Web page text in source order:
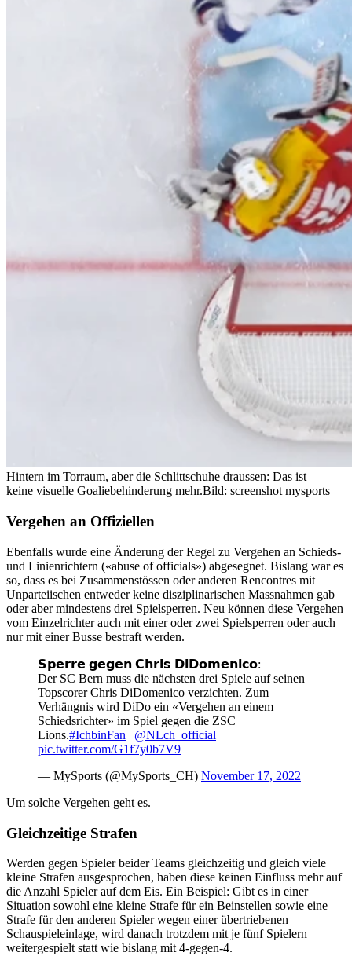
Hintern im Torraum, aber die Schlittschuhe draussen: Das ist
keine visuelle Goaliebehinderung mehr.Bild: screenshot mysports
Vergehen an Offiziellen
Ebenfalls wurde eine Änderung der Regel zu Vergehen an Schieds-
und Linienrichtern («abuse of officials») abgesegnet. Bislang war es
so, dass es bei Zusammenstössen oder anderen Rencontres mit
Unparteiischen entweder keine disziplinarischen Massnahmen gab
oder aber mindestens drei Spielsperren. Neu können diese Vergehen
vom Einzelrichter auch mit einer oder zwei Spielsperren oder auch
nur mit einer Busse bestraft werden.
𝗦𝗽𝗲𝗿𝗿𝗲 𝗴𝗲𝗴𝗲𝗻 𝗖𝗵𝗿𝗶𝘀 𝗗𝗶𝗗𝗼𝗺𝗲𝗻𝗶𝗰𝗼:
Der SC Bern muss die nächsten drei Spiele auf seinen
Topscorer Chris DiDomenico verzichten. Zum
Verhängnis wird DiDo ein «Vergehen an einem
Schiedsrichter» im Spiel gegen die ZSC
Lions.#IchbinFan | @NLch_official
pic.twitter.com/G1f7y0b7V9
— MySports (@MySports_CH) November 17, 2022
Um solche Vergehen geht es.
Gleichzeitige Strafen
Werden gegen Spieler beider Teams gleichzeitig und gleich viele
kleine Strafen ausgesprochen, haben diese keinen Einfluss mehr auf
die Anzahl Spieler auf dem Eis. Ein Beispiel: Gibt es in einer
Situation sowohl eine kleine Strafe für ein Beinstellen sowie eine
Strafe für den anderen Spieler wegen einer übertriebenen
Schauspieleinlage, wird danach trotzdem mit je fünf Spielern
weitergespielt statt wie bislang mit 4-gegen-4.